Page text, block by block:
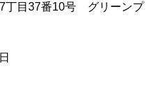
目37番10号 グリーンプ